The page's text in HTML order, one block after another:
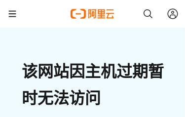
该网站因主机过期暂
时无法访问